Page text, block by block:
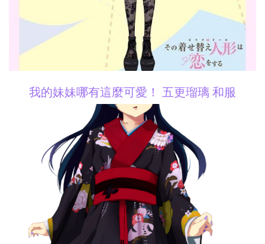
我的妹妹哪有這麼可愛！ 五更瑠璃 和服